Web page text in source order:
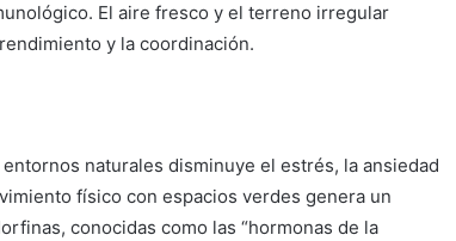
El aire fresco y el terreno irregular
y la coordinación.
naturales disminuye el estrés, la ansiedad
físico con espacios verdes genera un
conocidas como las “hormonas de la